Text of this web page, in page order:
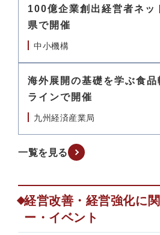
100億企業創出経営者ネッ
県で開催
中小機構
海外展開の基礎を学ぶ食
ラインで開催
九州経済産業局
一覧を見る
経営改善・経営強化に
ー・イベント